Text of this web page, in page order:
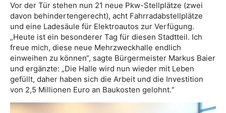
Vor der Tür stehen nun 21 neue Pkw-Stellplätze (zwei
davon behindertengerecht), acht Fahrradabstellplätze
und eine Ladesäule für Elektroautos zur Verfügung.
„Heute ist ein besonderer Tag für diesen Stadtteil. Ich
freue mich, diese neue Mehrzweckhalle endlich
einweihen zu können“, sagte Bürgermeister Markus Baier
und ergänzte: „Die Halle wird nun wieder mit Leben
gefüllt, daher haben sich die Arbeit und die Investition
von 2,5 Millionen Euro an Baukosten gelohnt.“